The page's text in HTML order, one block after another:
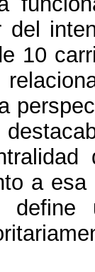
10
a
define